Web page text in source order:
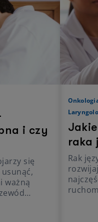
i czy
się
usunąć,
ważną
raka
Rak